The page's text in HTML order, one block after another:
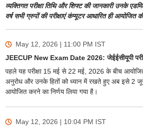
व्यक्तिगत परीक्षा तिथि और शिफ्ट की जानकारी उनके
वर्ष सभी ग्रुपों की परीक्षाएं कंप्यूटर आधारित ही आयोजित
May 12, 2026 | 11:00 PM IST
JEECUP New Exam Date 2026: जेईईसीयूपी
पहले यह परीक्षा 15 मई से 22 मई, 2026 के बीच
अनुरोध और उनके हितों को ध्यान में रखते हुए अब इसे 2
आयोजित करने का निर्णय लिया गया है।
May 12, 2026 | 10:04 PM IST